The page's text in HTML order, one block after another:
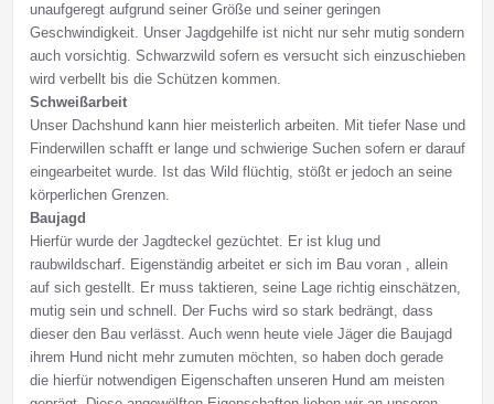
unaufgeregt aufgrund seiner Größe und seiner geringen
Geschwindigkeit. Unser Jagdgehilfe ist nicht nur sehr mutig sondern
auch vorsichtig. Schwarzwild sofern es versucht sich einzuschieben
wird verbellt bis die Schützen kommen.
Schweißarbeit
Unser Dachshund kann hier meisterlich arbeiten. Mit tiefer Nase und
Finderwillen schafft er lange und schwierige Suchen sofern er darauf
eingearbeitet wurde. Ist das Wild flüchtig, stößt er jedoch an seine
körperlichen Grenzen.
Baujagd
Hierfür wurde der Jagdteckel gezüchtet. Er ist klug und
raubwildscharf. Eigenständig arbeitet er sich im Bau voran , allein
auf sich gestellt. Er muss taktieren, seine Lage richtig einschätzen,
mutig sein und schnell. Der Fuchs wird so stark bedrängt, dass
dieser den Bau verlässt. Auch wenn heute viele Jäger die Baujagd
ihrem Hund nicht mehr zumuten möchten, so haben doch gerade
die hierfür notwendigen Eigenschaften unseren Hund am meisten